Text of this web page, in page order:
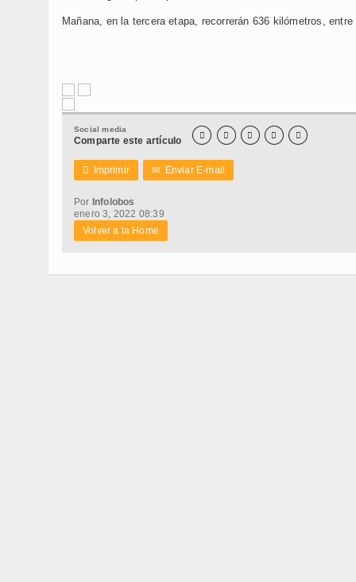
Mañana, en la tercera etapa, recorrerán 636 kilómetros,
Social media
Comparte este artículo     
 Imprimir ✉ Enviar E-mail
Por Infolobos
enero 3, 2022 08:39
Volver a la Home